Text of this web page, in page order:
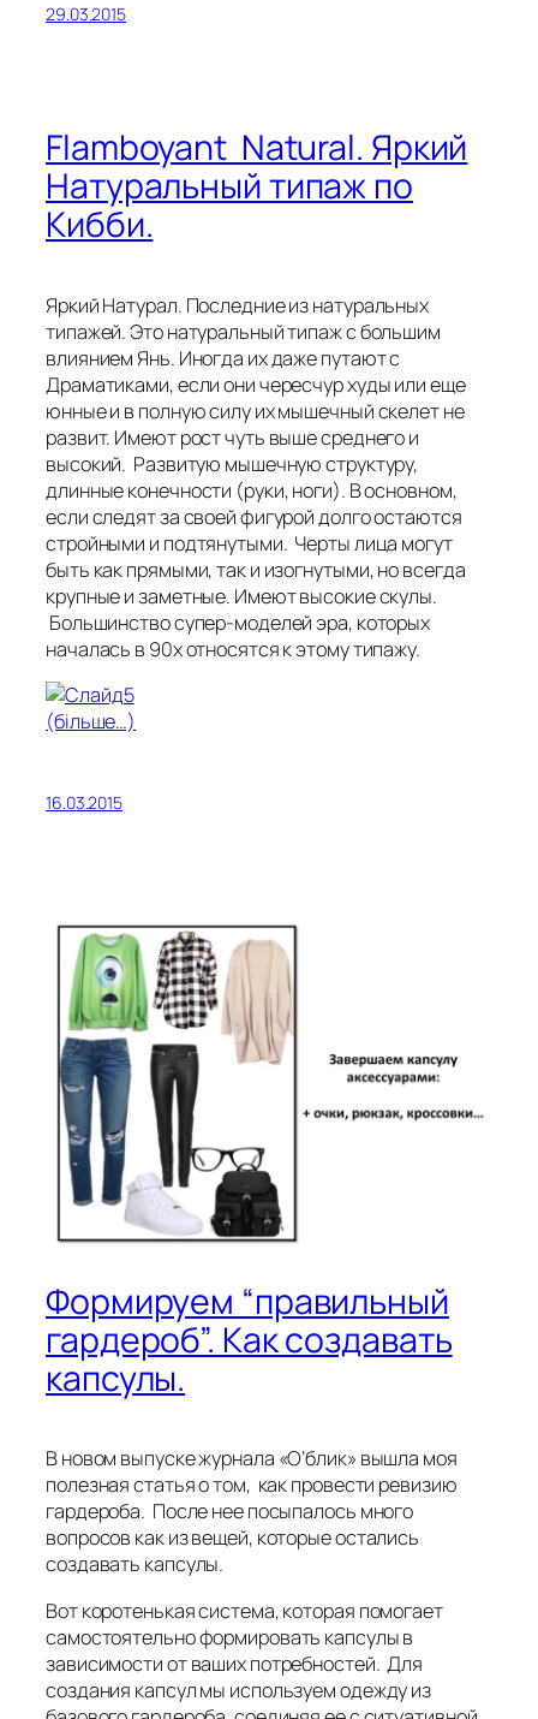
29.03.2015
Flamboyant Natural. Яркий
Натуральный типаж по
Кибби.
Яркий Натурал. Последние из натуральных
типажей. Это натуральный типаж с большим
влиянием Янь. Иногда их даже путают с
Драматиками, если они чересчур худы или еще
юнные и в полную силу их мышечный скелет не
развит. Имеют рост чуть выше среднего и
высокий. Развитую мышечную структуру,
длинные конечности (руки, ноги). В основном,
если следят за своей фигурой долго остаются
стройными и подтянутыми. Черты лица могут
быть как прямыми, так и изогнутыми, но всегда
крупные и заметные. Имеют высокие скулы.
Большинство супер-моделей эра, которых
началась в 90х относятся к этому типажу.
(більше…)
16.03.2015
Формируем “правильный
гардероб”. Как создавать
капсулы.
В новом выпуске журнала «О’блик» вышла моя
полезная статья о том, как провести ревизию
гардероба. После нее посыпалось много
вопросов как из вещей, которые остались
создавать капсулы.
Вот коротенькая система, которая помогает
самостоятельно формировать капсулы в
зависимости от ваших потребностей. Для
создания капсул мы используем одежду из